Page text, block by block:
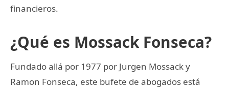
financieros.
¿Qué es Mossack Fonseca?
Fundado allá por 1977 por Jurgen Mossack y
Ramon Fonseca, este bufete de abogados está